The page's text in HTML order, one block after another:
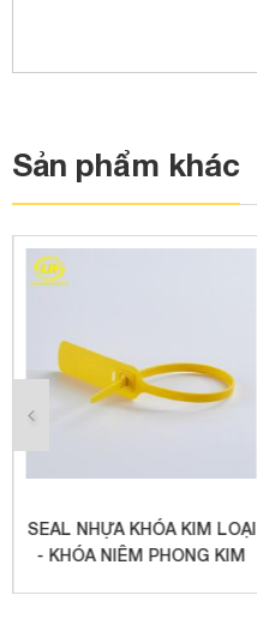
Sản phẩm khác
SEAL NHỰA KHÓA KIM LOẠI
- KHÓA NIÊM PHONG KIM